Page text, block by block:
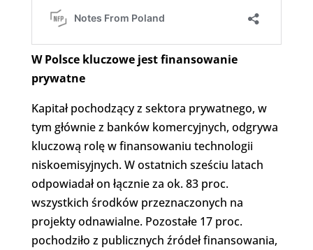
W Polsce kluczowe jest finansowanie
prywatne
Kapitał pochodzący z sektora prywatnego, w
tym głównie z banków komercyjnych, odgrywa
kluczową rolę w finansowaniu technologii
niskoemisyjnych. W ostatnich sześciu latach
odpowiadał on łącznie za ok. 83 proc.
wszystkich środków przeznaczonych na
projekty odnawialne. Pozostałe 17 proc.
pochodziło z publicznych źródeł finansowania,